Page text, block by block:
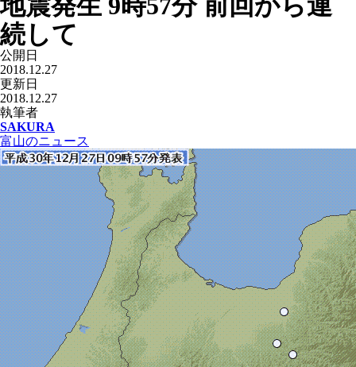
続して
公開日
2018.12.27
更新日
2018.12.27
執筆者
SAKURA
富山のニュース